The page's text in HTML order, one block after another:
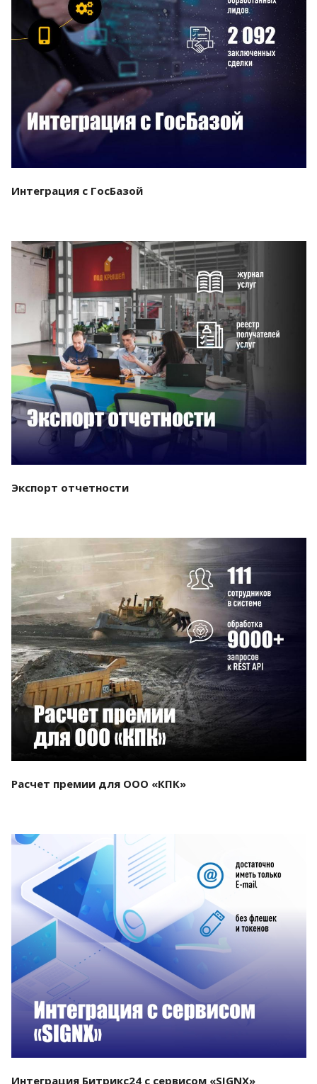
Смотреть проект
Интеграция с ГосБазой
Смотреть проект
Экспорт отчетности
Смотреть проект
Расчет премии для ООО «КПК»
Смотреть проект
Интеграция Битрикс24 с сервисом «SIGNX»